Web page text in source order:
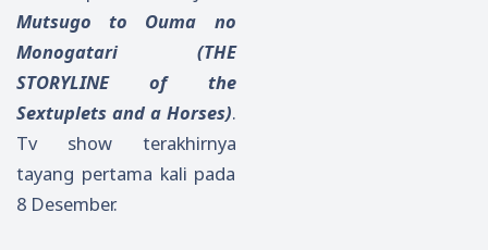
Mutsugo to Ouma no
Monogatari (THE
STORYLINE of the
Sextuplets and a Horses).
Tv show terakhirnya
tayang pertama kali pada
8 Desember.